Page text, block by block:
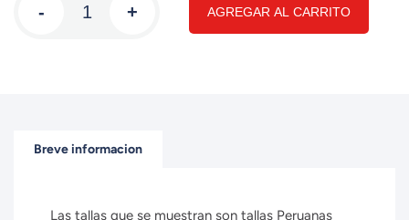
- + AGREGAR AL CARRITO
Breve informacion
Las tallas que se muestran son tallas Peruanas